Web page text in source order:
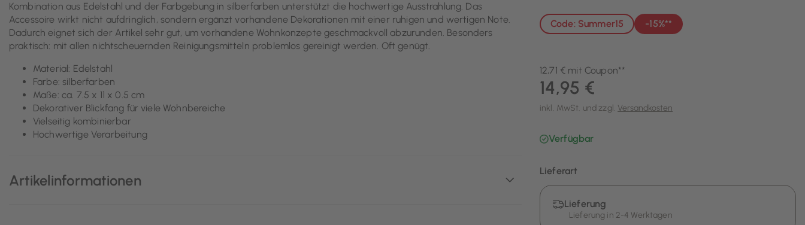
Kombination aus Edelstahl und der Farbgebung in silberfarben unterstützt die hochwertige Ausstrahlung. Das
Accessoire wirkt nicht aufdringlich, sondern ergänzt vorhandene Dekorationen mit einer ruhigen und wertigen Note.
Dadurch eignet sich der Artikel sehr gut, um vorhandene Wohnkonzepte geschmackvoll abzurunden. Besonders
praktisch: mit allen nichtscheuernden Reinigungsmitteln problemlos gereinigt werden. Oft genügt.
Material: Edelstahl
Farbe: silberfarben
Maße: ca. 7.5 x 11 x 0.5 cm
Dekorativer Blickfang für viele Wohnbereiche
Vielseitig kombinierbar
Hochwertige Verarbeitung
Artikelinformationen
Code: Summer15 -15%**
12,71 € mit Coupon**
14,95 €
inkl. MwSt. und zzgl. Versandkosten
Verfügbar
Lieferart
Lieferung
Lieferung in 2-4 Werktagen